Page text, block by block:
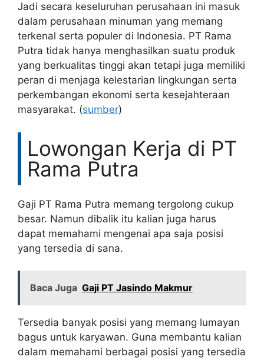
Jadi secara keseluruhan perusahaan ini masuk
dalam perusahaan minuman yang memang
terkenal serta populer di Indonesia. PT Rama
Putra tidak hanya menghasilkan suatu produk
yang berkualitas tinggi akan tetapi juga memiliki
peran di menjaga kelestarian lingkungan serta
perkembangan ekonomi serta kesejahteraan
masyarakat. (sumber)
Lowongan Kerja di PT
Rama Putra
Gaji PT Rama Putra memang tergolong cukup
besar. Namun dibalik itu kalian juga harus
dapat memahami mengenai apa saja posisi
yang tersedia di sana.
Baca Juga Gaji PT Jasindo Makmur
Tersedia banyak posisi yang memang lumayan
bagus untuk karyawan. Guna membantu kalian
dalam memahami berbagai posisi yang tersedia